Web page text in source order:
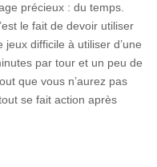
précieux : du temps.
le fait de devoir utiliser
difficile à utiliser d’une
par tour et un peu de
que vous n’aurez pas
se fait action après